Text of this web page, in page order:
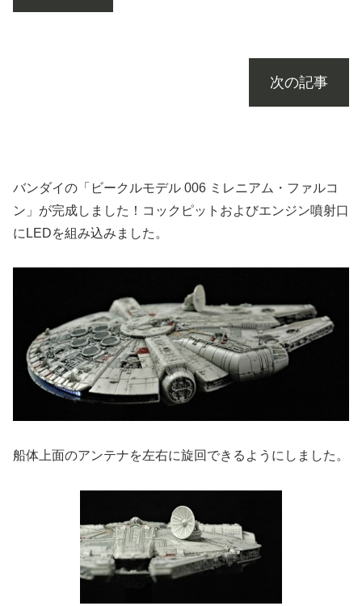
次の記事
バンダイの「ビークルモデル 006 ミレニアム・ファルコ
ン」が完成しました！コックピットおよびエンジン噴射口
にLEDを組み込みました。
船体上面のアンテナを左右に旋回できるようにしました。